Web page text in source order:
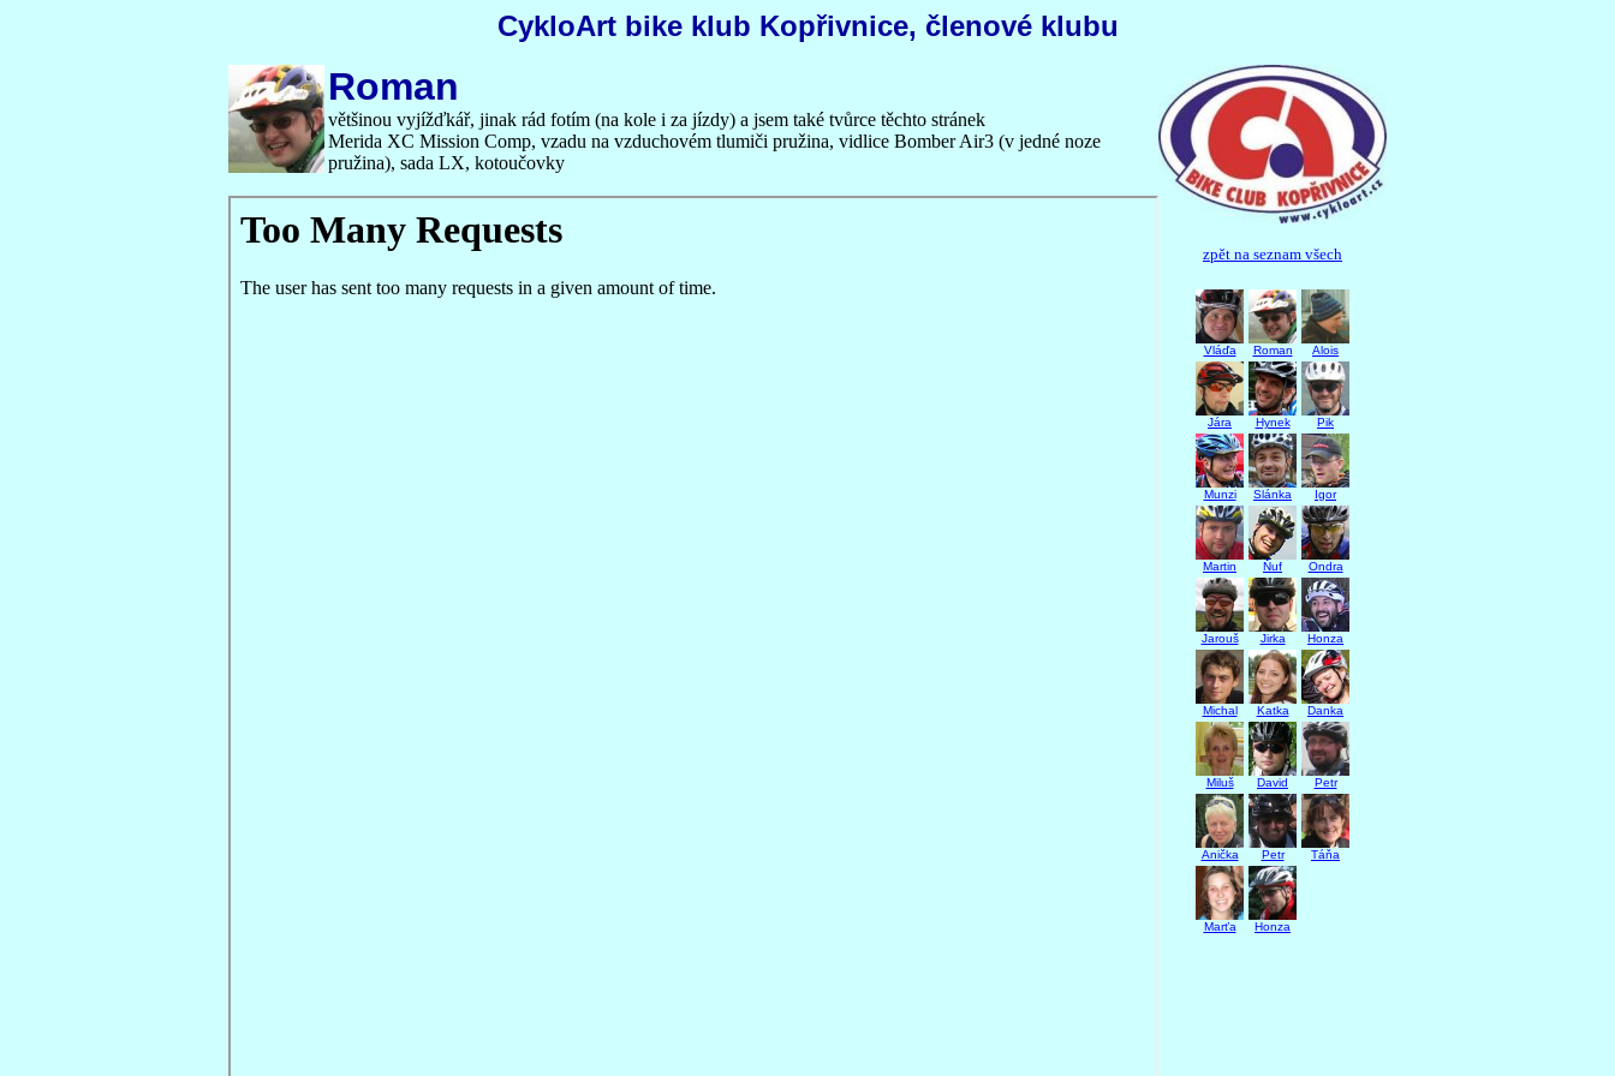
CykloArt bike klub Kopřivnice, členové klubu
Roman
většinou vyjížďkář, jinak rád fotím (na kole i za jízdy) a jsem také tvůrce těchto stránek
Merida XC Mission Comp, vzadu na vzduchovém tlumiči pružina, vidlice Bomber Air3 (v jedné noze
pružina), sada LX, kotoučovky
zpět na seznam všech
Vláďa Roman Alois
Jára Hynek Pik
Munzi Slánka Igor
Martin Ňuf Ondra
Jarouš Jirka Honza
Michal Katka Danka
Miluš David Petr
Anička Petr Táňa
Marťa Honza